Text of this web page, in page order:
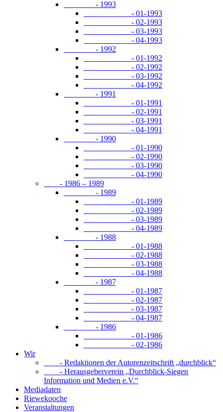
- 1993
- 01-1993
- 02-1993
- 03-1993
- 04-1993
- 1992
- 01-1992
- 02-1992
- 03-1992
- 04-1992
- 1991
- 01-1991
- 02-1991
- 03-1991
- 04-1991
- 1990
- 01-1990
- 02-1990
- 03-1990
- 04-1990
- 1986 – 1989
- 1989
- 01-1989
- 02-1989
- 03-1989
- 04-1989
- 1988
- 01-1988
- 02-1988
- 03-1988
- 04-1988
- 1987
- 01-1987
- 02-1987
- 03-1987
- 04-1987
- 1986
- 01-1986
- 02-1986
Wir
- Redaktionen der Autorenzeitschrift „durchblick“
- Herausgeberverein „Durchblick-Siegen
Information und Medien e.V.“
Mediadaten
Riewekooche
Veranstaltungen